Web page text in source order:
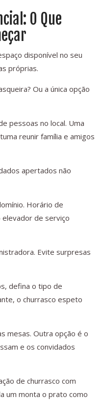
O Que
disponível no seu
próprias.
Ou a única opção
pessoas no local. Uma
reunir família e amigos
apertados não
Horário de
elevador de serviço
Evite surpresas
defina o tipo de
o churrasco espeto
mesas. Outra opção é o
e os convidados
de churrasco com
um monta o prato como